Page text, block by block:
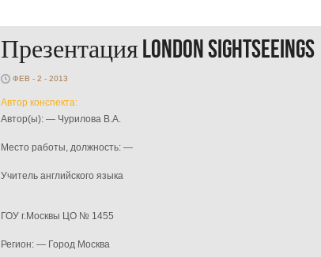
Презентация London Sightseeings
ФЕВ - 2 - 2013
Автор конспекта:
Автор(ы): — Чурилова В.А.
Место работы, должность: —
Учитель английского языка
ГОУ г.Москвы ЦО № 1455
Регион: — Город Москва